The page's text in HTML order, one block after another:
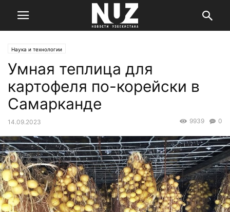
Наука и технологии
Умная теплица для
картофеля по-корейски в
Самарканде
14.09.2023 0
9939